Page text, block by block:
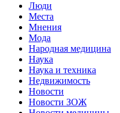
Люди
Места
Мнения
Мода
Народная медицина
Наука
Наука и техника
Недвижимость
Новости
Новости ЗОЖ